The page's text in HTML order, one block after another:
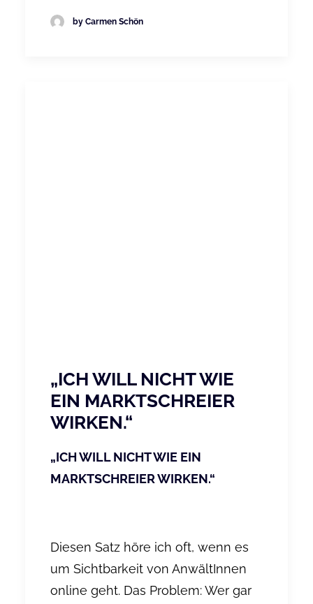
by Carmen Schön
„ICH WILL NICHT WIE
EIN MARKTSCHREIER
WIRKEN.“
„ICH WILL NICHT WIE EIN
MARKTSCHREIER WIRKEN.“
Diesen Satz höre ich oft, wenn es
um Sichtbarkeit von AnwältInnen
online geht. Das Problem: Wer gar